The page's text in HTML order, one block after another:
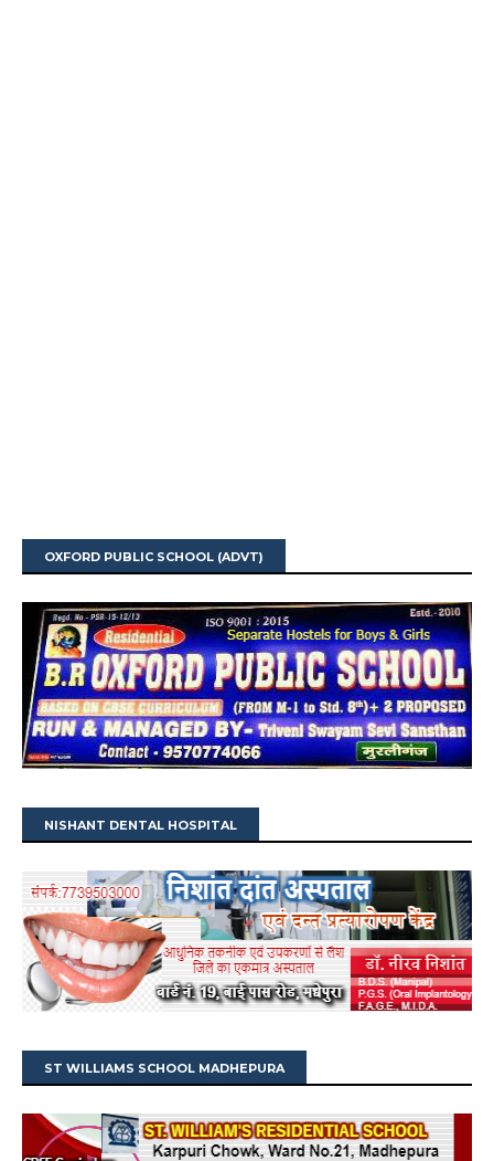
OXFORD PUBLIC SCHOOL (ADVT)
NISHANT DENTAL HOSPITAL
ST WILLIAMS SCHOOL MADHEPURA